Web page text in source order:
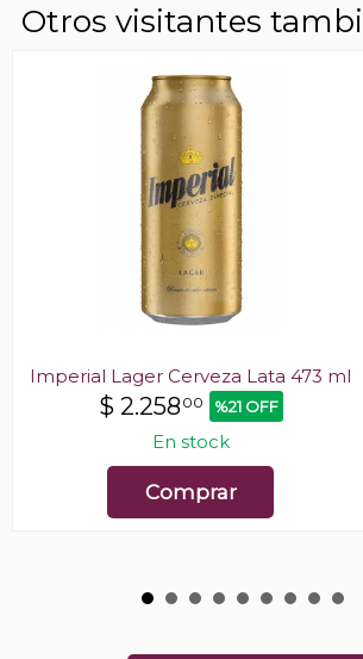
Otros visitantes
Imperial Lager Cerveza Lata 473 ml
$ 2.258 00 %21 OFF
En stock
Comprar